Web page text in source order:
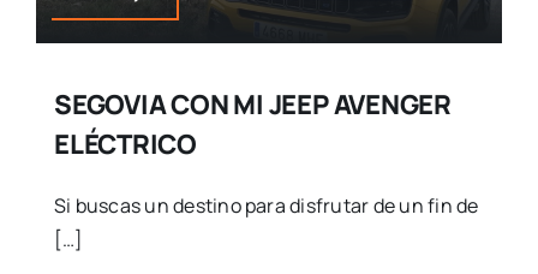
SEGOVIA CON MI JEEP AVENGER
ELÉCTRICO
Si buscas un destino para disfrutar de un fin de
[…]